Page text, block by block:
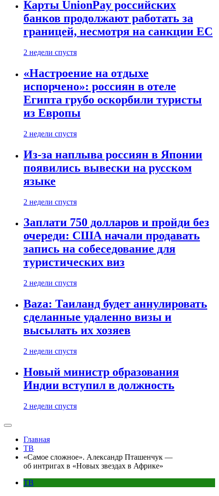
Карты UnionPay российских
банков продолжают работать за
границей, несмотря на санкции ЕС
2 недели спустя
«Настроение на отдыхе
испорчено»: россиян в отеле
Египта грубо оскорбили туристы
из Европы
2 недели спустя
Из-за наплыва россиян в Японии
появились вывески на русском
языке
2 недели спустя
Заплати 750 долларов и пройди без
очереди: США начали продавать
запись на собеседование для
туристических виз
2 недели спустя
Baza: Таиланд будет аннулировать
сделанные удаленно визы и
высылать их хозяев
2 недели спустя
Новый министр образования
Индии вступил в должность
2 недели спустя
Главная
ТВ
«Самое сложное». Александр Пташенчук —
об интригах в «Новых звездах в Африке»
ТВ